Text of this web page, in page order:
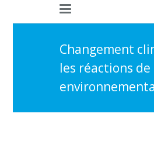
Changement
les réactions